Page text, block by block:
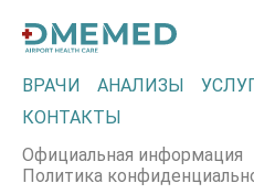
ВРАЧИ АНАЛИЗЫ
КОНТАКТЫ
Официальная информация
Политика